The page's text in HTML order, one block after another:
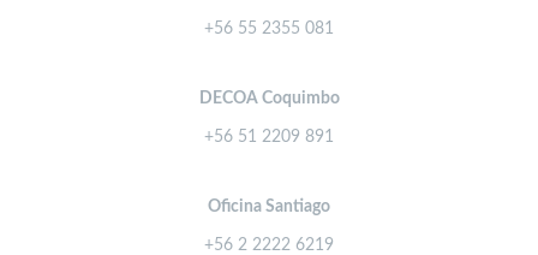
+56 55 2355 081
DECOA Coquimbo
+56 51 2209 891
Oficina Santiago
+56 2 2222 6219